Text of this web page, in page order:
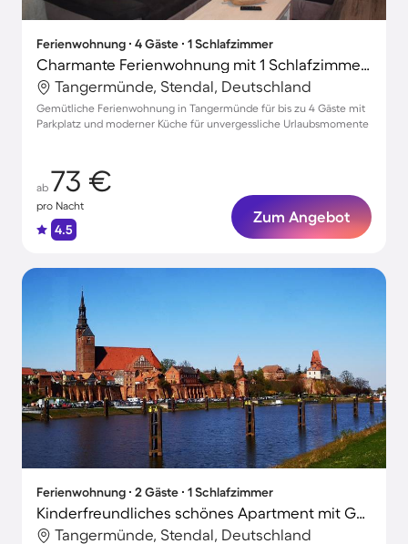
Ferienwohnung ∙ 4 Gäste ∙ 1 Schlafzimmer
Charmante Ferienwohnung mit 1 Schlafzimmer für 4 Personen
Tangermünde, Stendal, Deutschland
Gemütliche Ferienwohnung in Tangermünde für bis zu 4 Gäste mit
Parkplatz und moderner Küche für unvergessliche Urlaubsmomente
ab 73 €
pro Nacht
4.5
Zum Angebot
Ferienwohnung ∙ 2 Gäste ∙ 1 Schlafzimmer
Kinderfreundliches schönes Apartment mit Garten und Terrasse
Tangermünde, Stendal, Deutschland